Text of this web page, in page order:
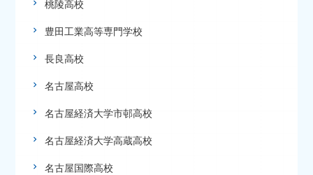
桃陵高校
豊田工業高等専門学校
長良高校
名古屋高校
名古屋経済大学市邨高校
名古屋経済大学高蔵高校
名古屋国際高校